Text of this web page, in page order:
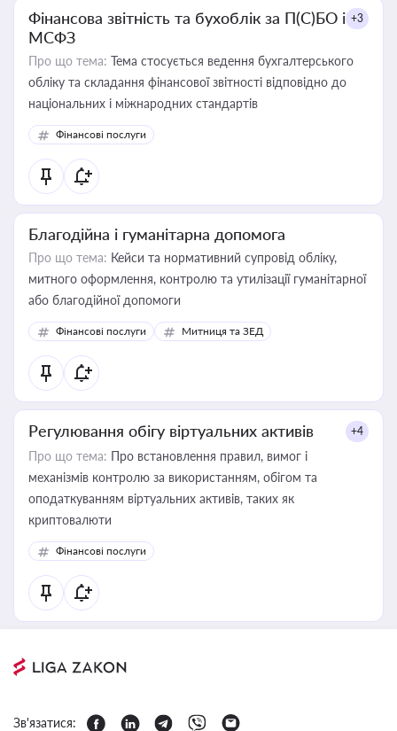
Фінансова звітність та бухоблік за П(С)БО і
МСФЗ
+3
Про що тема: Тема стосується ведення бухгалтерського
обліку та складання фінансової звітності відповідно до
національних і міжнародних стандартів
Фінансові послуги
Благодійна і гуманітарна допомога
Про що тема: Кейси та нормативний супровід обліку,
митного оформлення, контролю та утилізації гуманітарної
або благодійної допомоги
Фінансові послуги Митниця та ЗЕД
Регулювання обігу віртуальних активів +4
Про що тема: Про встановлення правил, вимог і
механізмів контролю за використанням, обігом та
оподаткуванням віртуальних активів, таких як
криптовалюти
Фінансові послуги
Зв'язатися: